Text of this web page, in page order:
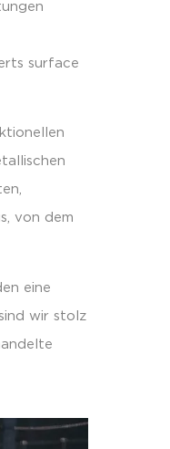
surface
von dem
eine
wir stolz